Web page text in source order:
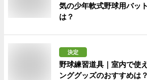
気の少年軟式野球用バッ
は？
決定
野球練習道具｜室内で使
ンググッズのおすすめは？